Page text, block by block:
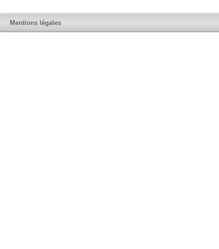
Mentions légales